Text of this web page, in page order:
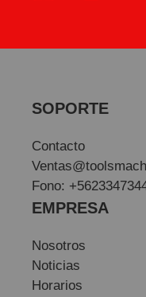
SOPORTE
Contacto
Fono:
EMPRESA
Nosotros
Noticias
Horarios